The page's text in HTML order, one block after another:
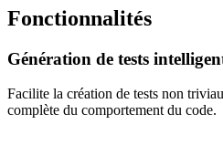
Fonctionnalités
Génération de tests
Facilite la création de tests non
complète du comportement du code.